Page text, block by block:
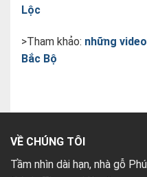
Lộc
>Tham khảo: những
Bắc Bộ
VỀ CHÚNG TÔI
Tầm nhìn dài hạn, nhà gỗ